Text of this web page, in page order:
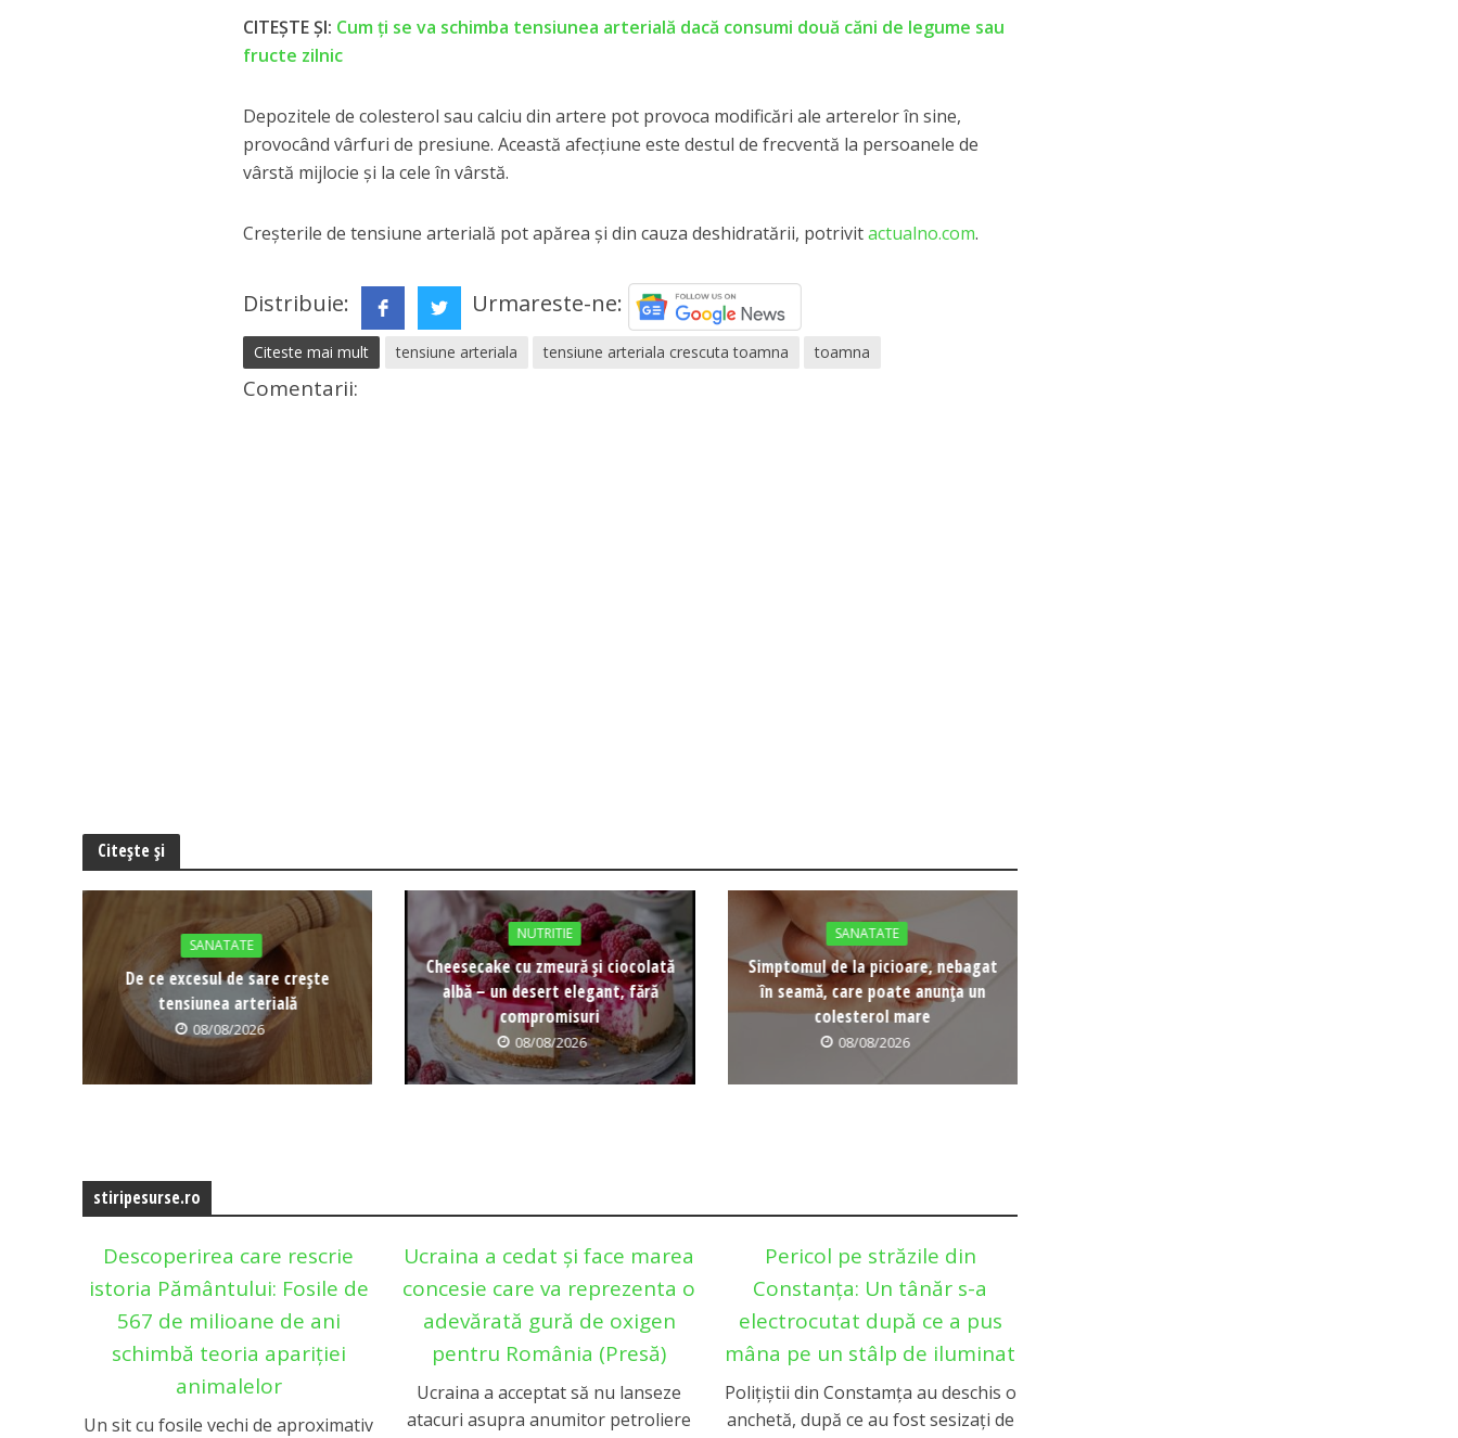
CITEȘTE ȘI: Cum ți se va schimba tensiunea arterială dacă consumi două căni de legume sau
fructe zilnic
Depozitele de colesterol sau calciu din artere pot provoca modificări ale arterelor în sine,
provocând vârfuri de presiune. Această afecțiune este destul de frecventă la persoanele de
vârstă mijlocie și la cele în vârstă.
Creșterile de tensiune arterială pot apărea și din cauza deshidratării, potrivitactualno.com.
Distribuie: Urmareste-ne:
Citeste mai mult tensiune arteriala tensiune arteriala crescuta toamna toamna
Comentarii:
Citește și
SANATATE
De ce excesul de sare crește
tensiunea arterială
08/08/2026
NUTRITIE
Cheesecake cu zmeură și ciocolată
albă – un desert elegant, fără
compromisuri
08/08/2026
SANATATE
Simptomul de la picioare, nebagat
în seamă, care poate anunța un
colesterol mare
08/08/2026
stiripesurse.ro
Descoperirea care rescrie
istoria Pământului: Fosile de
567 de milioane de ani
schimbă teoria apariției
animalelor
Un sit cu fosile vechi de aproximativ
Ucraina a cedat și face marea
concesie care va reprezenta o
adevărată gură de oxigen
pentru România (Presă)
Ucraina a acceptat să nu lanseze
atacuri asupra anumitor petroliere
Pericol pe străzile din
Constanţa: Un tânăr s-a
electrocutat după ce a pus
mâna pe un stâlp de iluminat
Poliţiştii din Constamţa au deschis o
anchetă, după ce au fost sesizaţi de